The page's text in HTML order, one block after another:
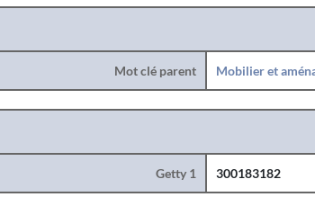
Mot clé parent Mobilier et
Getty 1 300183182